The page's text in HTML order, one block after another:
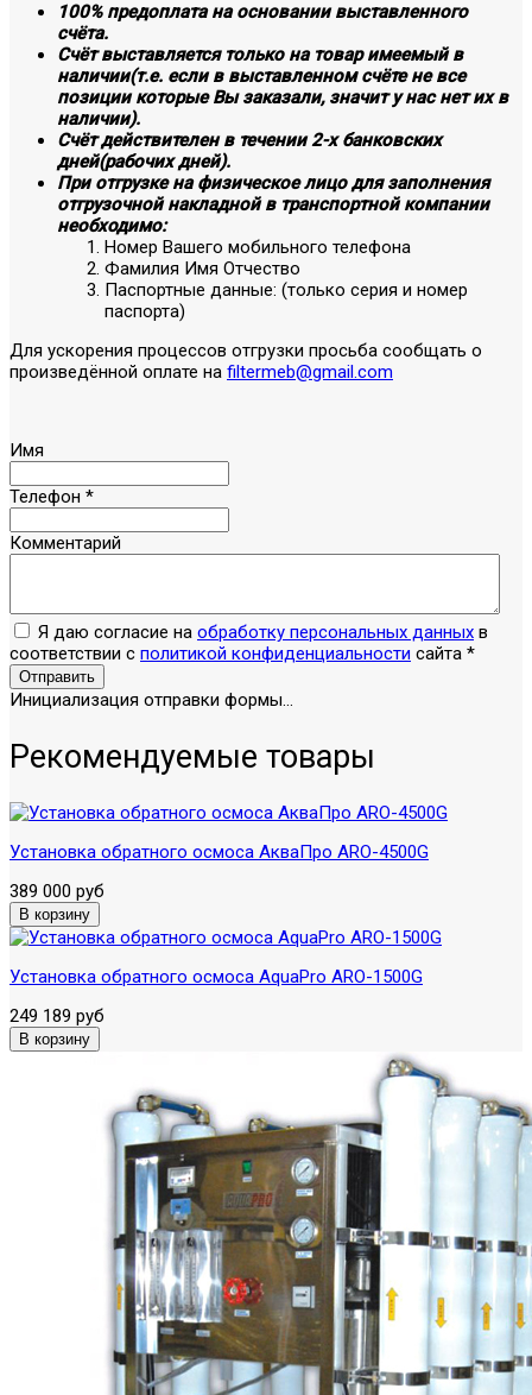
100% предоплата на основании выставленного
счёта.
Счёт выставляется только на товар имеемый в
наличии(т.е. если в выставленном счёте не все
позиции которые Вы заказали, значит у нас нет их в
наличии).
Счёт действителен в течении 2-х банковских
дней(рабочих дней).
При отгрузке на физическое лицо для заполнения
отгрузочной накладной в транспортной компании
необходимо:
Номер Вашего мобильного телефона
Фамилия Имя Отчество
Паспортные данные: (только серия и номер
паспорта)
Для ускорения процессов отгрузки просьба сообщать о
произведённой оплате на filtermeb@gmail.com
Имя
Телефон *
Комментарий
Я даю согласие на обработку персональных данных в
соответствии с политикой конфиденциальности сайта *
Отправить
Инициализация отправки формы...
Рекомендуемые товары
Установка обратного осмоса АкваПро ARO-4500G
389 000 руб
Установка обратного осмоса AquaPro ARO-1500G
249 189 руб